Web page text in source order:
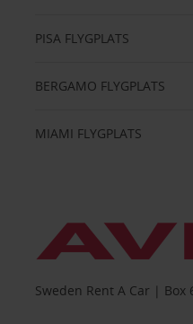
PISA FLYGPLATS
BERGAMO FLYGPLATS
MIAMI FLYGPLATS
Sweden Rent A Car | Box